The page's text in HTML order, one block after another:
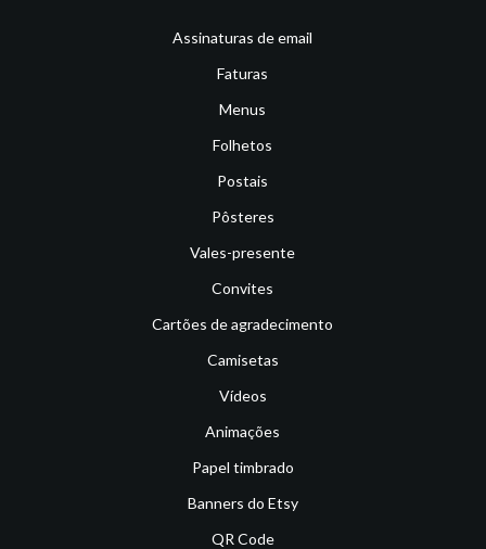
Assinaturas de email
Faturas
Menus
Folhetos
Postais
Pôsteres
Vales-presente
Convites
Cartões de agradecimento
Camisetas
Vídeos
Animações
Papel timbrado
Banners do Etsy
QR Code